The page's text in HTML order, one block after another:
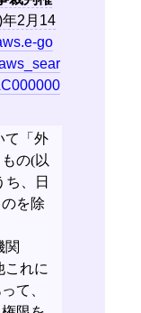
2月14
go
て「外
の(以
ち、日
を除
関
これに
て、